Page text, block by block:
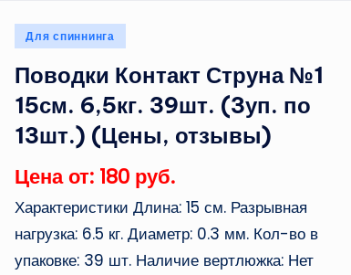
Опубликовано
Для спиннинга
Поводки Контакт Струна №1
15см. 6,5кг. 39шт. (3уп. по
13шт.) (Цены, отзывы)
Цена от: 180 руб.
Характеристики Длина: 15 см. Разрывная
нагрузка: 6.5 кг. Диаметр: 0.3 мм. Кол-во в
упаковке: 39 шт. Наличие вертлюжка: Нет